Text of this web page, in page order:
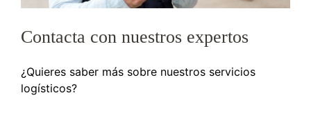
Contacta con nuestros expertos
¿Quieres saber más sobre nuestros servicios
logísticos?